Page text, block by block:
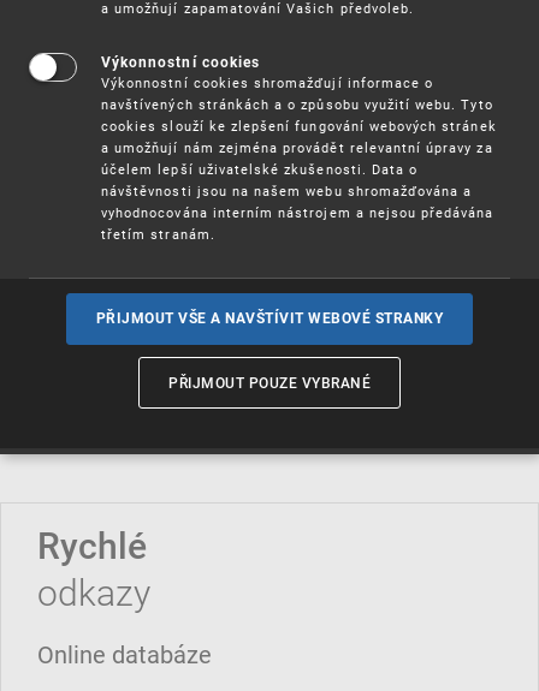
Užitnévzory
Ochrannéznámky
Označení původua zeměpisná
Rychlé
odkazy
Online databáze
a umožňují zapamatování Vašich předvoleb.
Výkonnostní cookies
Výkonnostní cookies shromažďují informace o
navštívených stránkách a o způsobu využití webu. Tyto
cookies slouží ke zlepšení fungování webových stránek
a umožňují nám zejména provádět relevantní úpravy za
účelem lepší uživatelské zkušenosti. Data o
návštěvnosti jsou na našem webu shromažďována a
vyhodnocována interním nástrojem a nejsou předávána
třetím stranám.
PŘIJMOUT VŠE A NAVŠTÍVIT WEBOVÉ STRANKY
PŘIJMOUT POUZE VYBRANÉ